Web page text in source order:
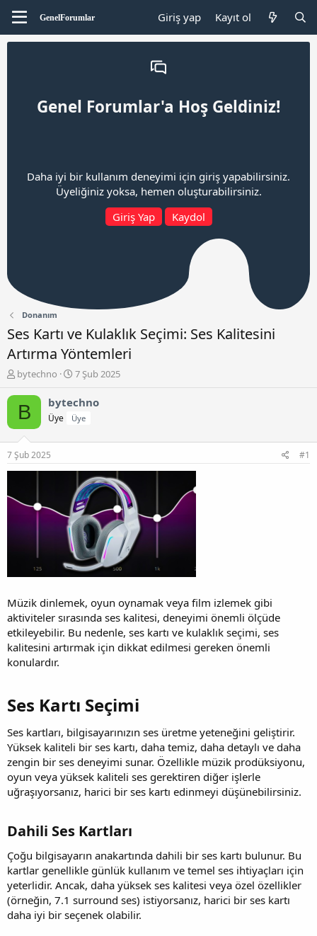
Giriş yap Kayıt ol
Genel Forumlar'a Hoş Geldiniz!
Daha iyi bir kullanım deneyimi için giriş yapabilirsiniz.
Üyeliğiniz yoksa, hemen oluşturabilirsiniz.
Giriş Yap
Kaydol
Donanım
Ses Kartı ve Kulaklık Seçimi: Ses Kalitesini
Artırma Yöntemleri
K
n
b
u
b
l
bytechno
B
ş
l
a
t
a
r
i
h
i
7 Şub 2025
B bytechno
Üye Üye
7 Şub 2025 #1
Müzik dinlemek, oyun oynamak veya film izlemek gibi
aktiviteler sırasında ses kalitesi, deneyimi önemli ölçüde
etkileyebilir. Bu nedenle, ses kartı ve kulaklık seçimi, ses
kalitesini artırmak için dikkat edilmesi gereken önemli
konulardır.
Ses Kartı Seçimi​
Ses kartları, bilgisayarınızın ses üretme yeteneğini geliştirir.
Yüksek kaliteli bir ses kartı, daha temiz, daha detaylı ve daha
zengin bir ses deneyimi sunar. Özellikle müzik prodüksiyonu,
oyun veya yüksek kaliteli ses gerektiren diğer işlerle
uğraşıyorsanız, harici bir ses kartı edinmeyi düşünebilirsiniz.
Dahili Ses Kartları​
Çoğu bilgisayarın anakartında dahili bir ses kartı bulunur. Bu
kartlar genellikle günlük kullanım ve temel ses ihtiyaçları için
yeterlidir. Ancak, daha yüksek ses kalitesi veya özel özellikler
(örneğin, 7.1 surround ses) istiyorsanız, harici bir ses kartı
daha iyi bir seçenek olabilir.